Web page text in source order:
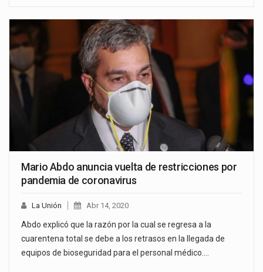
Mario Abdo anuncia vuelta de restricciones por
pandemia de coronavirus
La Unión Abr 14, 2020
Abdo explicó que la razón por la cual se regresa a la
cuarentena total se debe a los retrasos en la llegada de
equipos de bioseguridad para el personal médico.…